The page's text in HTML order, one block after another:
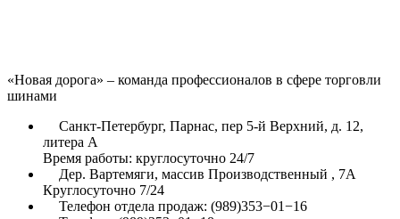
«Новая дорога» – команда профессионалов в сфере торговли
шинами
Санкт-Петербург, Парнас, пер 5-й Верхний, д. 12,
литера А
Время работы: круглосуточно 24/7
Дер. Вартемяги, массив Производственный , 7А
Круглосуточно 7/24
Телефон отдела продаж: (989)353−01−16